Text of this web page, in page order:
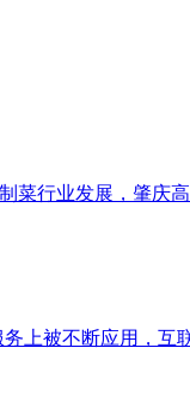
菜行业发展，肇庆
上被不断应用，互